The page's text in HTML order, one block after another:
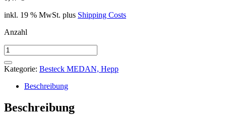
inkl. 19 % MwSt. plus Shipping Costs
Anzahl
Menümesser,
MEDAN,
Hepp
Menge
Kategorie: Besteck MEDAN, Hepp
Beschreibung
Beschreibung